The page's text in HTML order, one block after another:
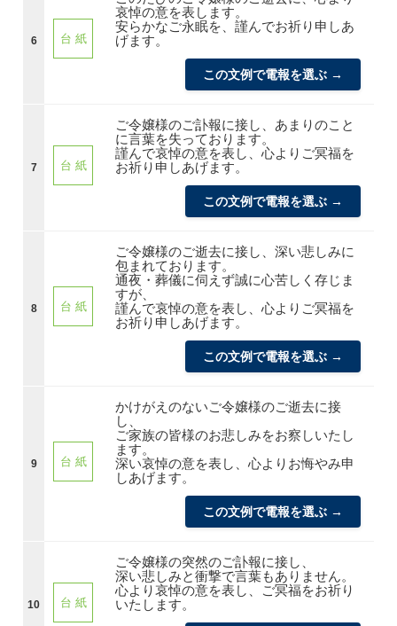
6 台 紙
哀悼の意を表します。
安らかなご永眠を、謹んでお祈り申しあ
げます。
この文例で電報を選ぶ →
7 台 紙
ご令嬢様のご訃報に接し、あまりのこと
に言葉を失っております。
謹んで哀悼の意を表し、心よりご冥福を
お祈り申しあげます。
この文例で電報を選ぶ →
8 台 紙
ご令嬢様のご逝去に接し、深い悲しみに
包まれております。
通夜・葬儀に伺えず誠に心苦しく存じま
すが、
謹んで哀悼の意を表し、心よりご冥福を
お祈り申しあげます。
この文例で電報を選ぶ →
9 台 紙
かけがえのないご令嬢様のご逝去に接
し、
ご家族の皆様のお悲しみをお察しいたし
ます。
深い哀悼の意を表し、心よりお悔やみ申
しあげます。
この文例で電報を選ぶ →
10 台 紙
ご令嬢様の突然のご訃報に接し、
深い悲しみと衝撃で言葉もありません。
心より哀悼の意を表し、ご冥福をお祈り
いたします。